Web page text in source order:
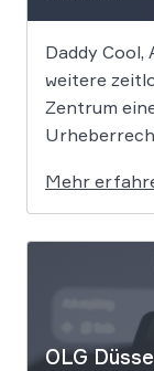
Daddy Cool,
weitere
Zentrum
die Rechte
App werden
Mehr
OLG